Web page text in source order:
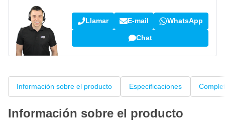
Llamar E-mail WhatsApp
Chat
Información sobre el producto Especificaciones
Información sobre el producto